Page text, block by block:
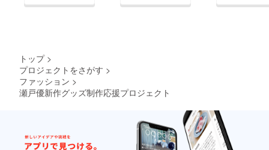
トップ >
プロジェクトをさがす >
ファッション >
瀬戸優新作グッズ制作応援プロジェクト